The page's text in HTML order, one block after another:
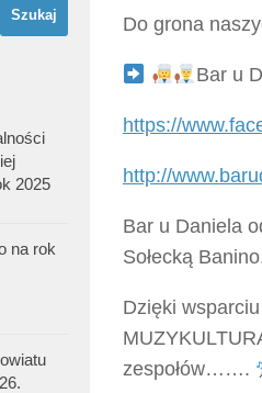
Do grona
Bar u
https://
http://
Bar u Daniela
Sołecką
Dzięki wsparciu
zespołów…….
2025
na rok